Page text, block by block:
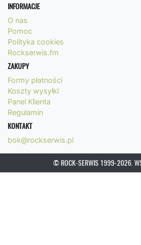
INFORMACJE
O nas
Pomoc
Polityka cookies
Rockserwis.fm
ZAKUPY
Formy płatności
Koszty wysyłki
Panel Klienta
Regulamin
KONTAKT
bok@rockserwis.pl
© ROCK-SERWIS 1999-2026.